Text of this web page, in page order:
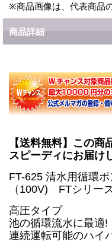
※商品画像は、代表商品
商品詳細
【送料無料】この
スピーディにお届け
FT-625 清水用循環
（100V) FTシリー
高圧タイプ
池の循環流水に最適!
連続運転可能のハイ